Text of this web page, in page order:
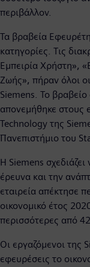
περιβάλλον.
Τα βραβεία
κατηγορίες. Τις
Εμπειρία Χρήστη»,
Ζωής», πήραν όλοι
Siemens. Το βραβείο
απονεμήθηκε στους
Technology της
Πανεπιστήμιο του
Η Siemens
έρευνα και την
εταιρεία απέκτησε
οικονομικό έτος
περισσότερες από
Οι εργαζόμενοι της
εφευρέσεις το